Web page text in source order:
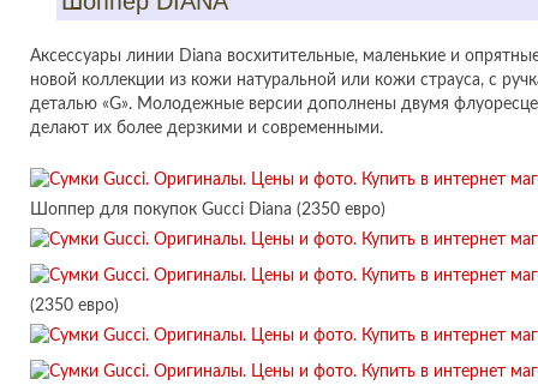
Аксессуары линии Diana восхитительные, маленькие и
новой коллекции из кожи натуральной или кожи страуса, с
деталью «G». Молодежные версии дополнены двумя
делают их более дерзкими и современными.
Шоппер для покупок Gucci Diana (2350 евро)
(2350 евро)